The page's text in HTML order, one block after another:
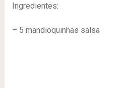
Ingredientes:
– 5 mandioquinhas salsa